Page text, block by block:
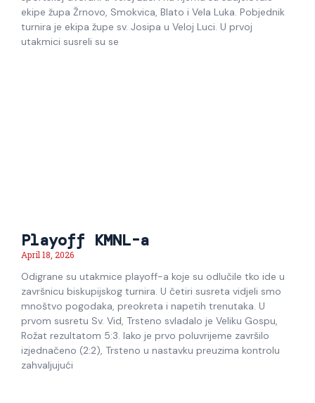
ekipe župa Žrnovo, Smokvica, Blato i Vela Luka. Pobjednik
turnira je ekipa župe sv. Josipa u Veloj Luci. U prvoj
utakmici susreli su se
Playoff KMNL-a
April 18, 2026
Odigrane su utakmice playoff-a koje su odlučile tko ide u
završnicu biskupijskog turnira. U četiri susreta vidjeli smo
mnoštvo pogodaka, preokreta i napetih trenutaka. U
prvom susretu Sv. Vid, Trsteno svladalo je Veliku Gospu,
Rožat rezultatom 5:3. Iako je prvo poluvrijeme završilo
izjednačeno (2:2), Trsteno u nastavku preuzima kontrolu
zahvaljujući